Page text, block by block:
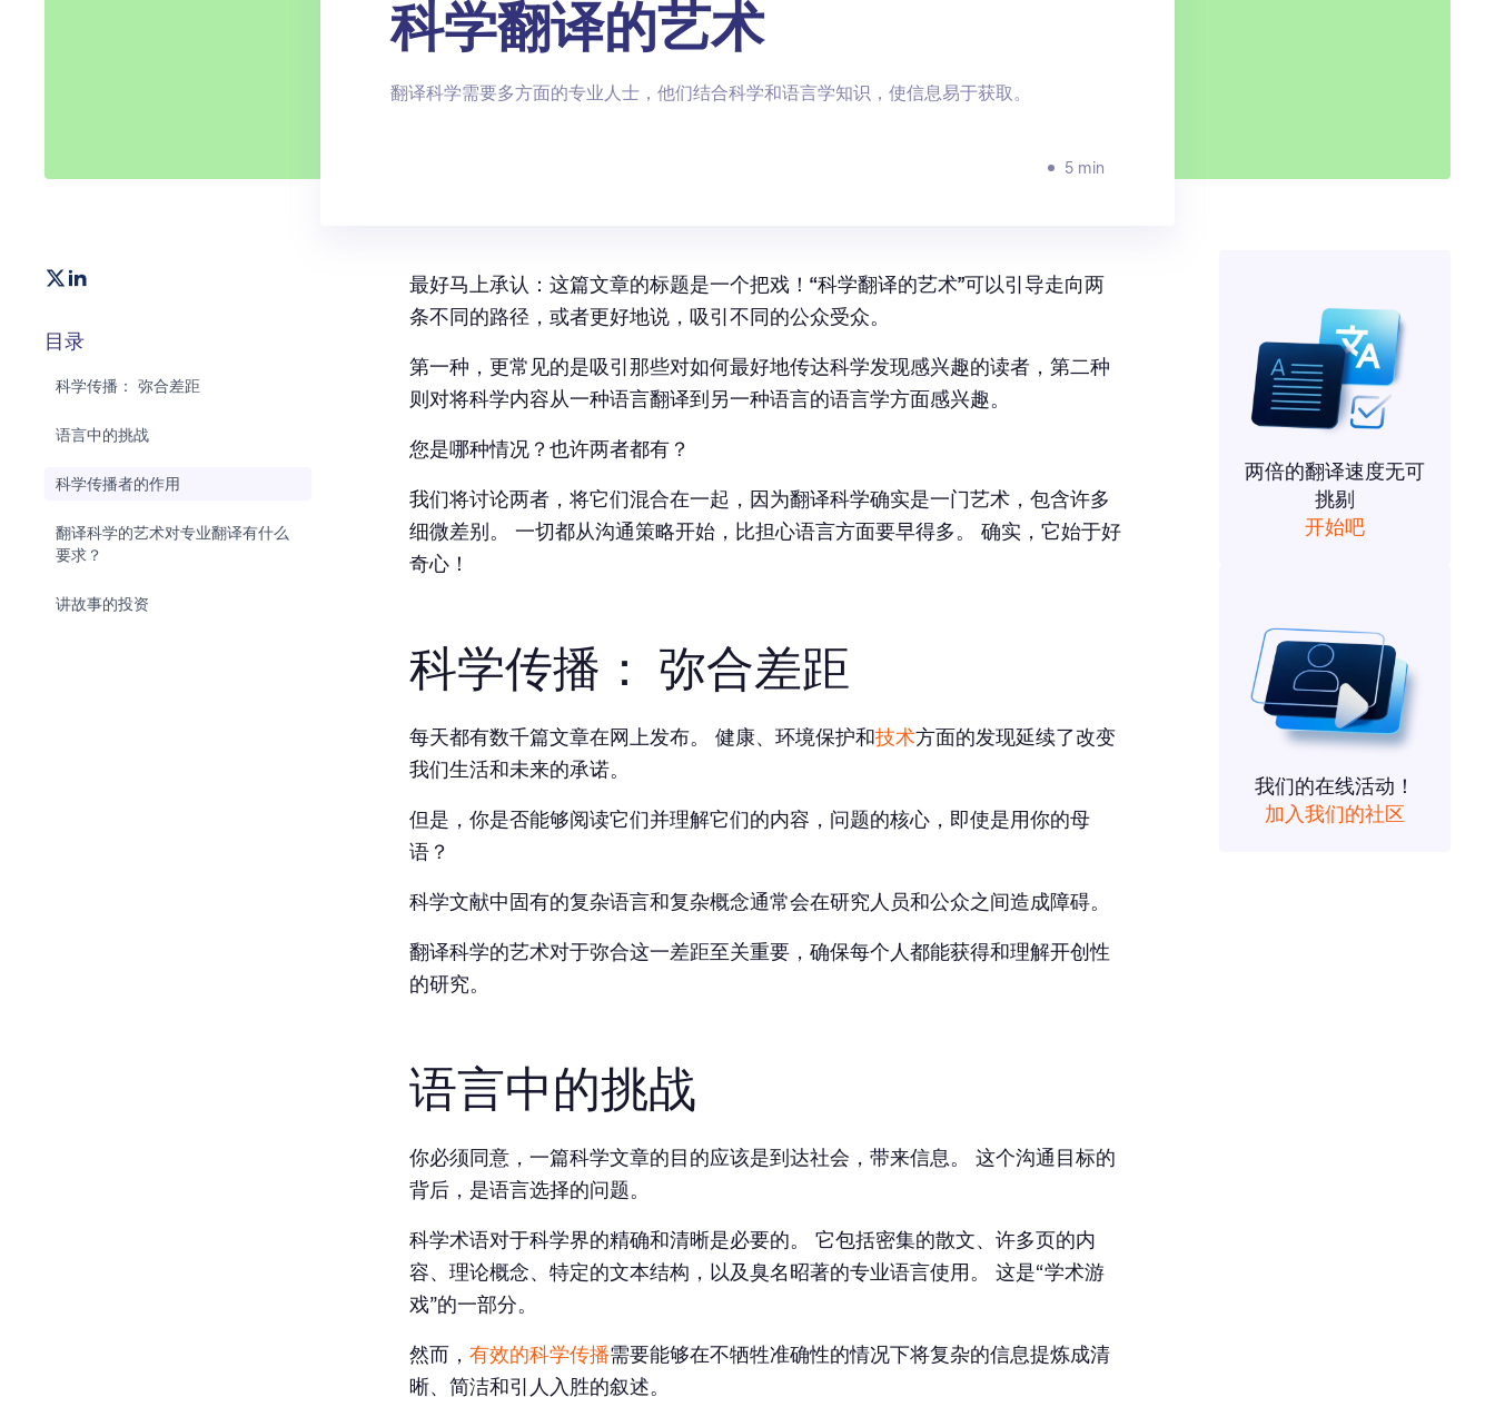
科学翻译的艺术
翻译科学需要多方面的专业人士，他们结合科学和语言学知识，使信息易于获取。
5 min
目录
科学传播： 弥合差距
语言中的挑战
科学传播者的作用
翻译科学的艺术对专业翻译有什么
要求？
讲故事的投资
最好马上承认：这篇文章的标题是一个把戏！ “科学翻译的艺术”可以引导走向两
条不同的路径，或者更好地说，吸引不同的公众受众。
第一种，更常见的是吸引那些对如何最好地传达科学发现感兴趣的读者，第二种
则对将科学内容从一种语言翻译到另一种语言的语言学方面感兴趣。
您是哪种情况？也许两者都有？
我们将讨论两者，将它们混合在一起，因为翻译科学确实是一门艺术，包含许多
细微差别。 一切都从沟通策略开始，比担心语言方面要早得多。 确实，它始于好
奇心！
科学传播： 弥合差距
每天都有数千篇文章在网上发布。 健康、环境保护和技术方面的发现延续了改变
我们生活和未来的承诺。
但是，你是否能够阅读它们并理解它们的内容，问题的核心，即使是用你的母
语？
科学文献中固有的复杂语言和复杂概念通常会在研究人员和公众之间造成障碍。
翻译科学的艺术对于弥合这一差距至关重要，确保每个人都能获得和理解开创性
的研究。
语言中的挑战
你必须同意，一篇科学文章的目的应该是到达社会，带来信息。 这个沟通目标的
背后，是语言选择的问题。
科学术语对于科学界的精确和清晰是必要的。 它包括密集的散文、许多页的内
容、理论概念、特定的文本结构，以及臭名昭著的专业语言使用。 这是“学术游
戏”的一部分。
然而， 有效的科学传播需要能够在不牺牲准确性的情况下将复杂的信息提炼成清
晰、简洁和引人入胜的叙述。
两倍的翻译速度无可
挑剔
开始吧
我们的在线活动！
加入我们的社区